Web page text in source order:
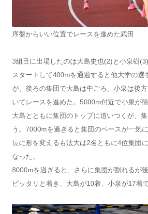
序盤からいい位置でレースを進めた武田
3組目に出場したのは大島史也(2)と小泉樹(3)
スタートして400mを通過すると他大学の選
が、後ろの集団で大島は中ごろ、小泉は後
いてレースを進めた。5000m付近で小泉が
大島とともに集団のトップに追いつくが、
う。7000mを過ぎると集団のペースが一気
長に形を変えるも法大は2名ともに4位集団
なった。
8000mを過ぎると、さらに集団が割れるが
ピッタリと着き、大島が10着、小泉が17着